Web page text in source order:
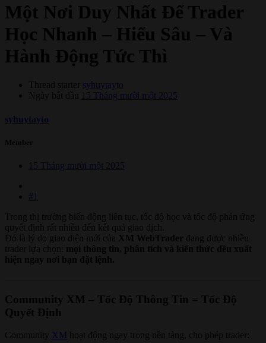
Một Nơi Duy Nhất Để Trader
Học Nhanh – Hiểu Sâu – Và
Hành Động Tức Thì
Thread starter
syhuytayto
Ngày bắt đầu
15 Tháng mười một 2025
syhuytayto
Member
15 Tháng mười một 2025
#1
Trong thị trường biến động liên tục, tốc độ học và tốc độ phản ứng
quyết định rất nhiều đến kết quả giao dịch.
Đó là lý do giao diện mới của XM WebTrader đang được nhiều
trader lựa chọn: mọi thông tin, phân tích và kiến thức đều xuất
hiện ngay nơi bạn đặt lệnh.
Community XM – Tốc Độ Thông Tin = Tốc Độ
Quyết Định
Community XM hoạt động ngay trong nền tảng, cho phép trader: